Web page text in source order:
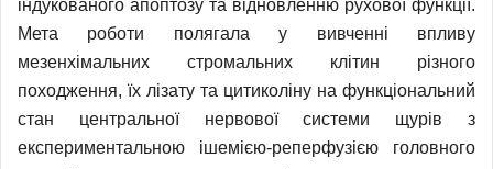
індукованого апоптозу та відновленню рухової функції.
Мета роботи полягала у вивченні впливу
мезенхімальних стромальних клітин різного
походження, їх лізату та цитиколіну на функціональний
стан центральної нервової системи щурів з
експериментальною ішемією-реперфузією головного